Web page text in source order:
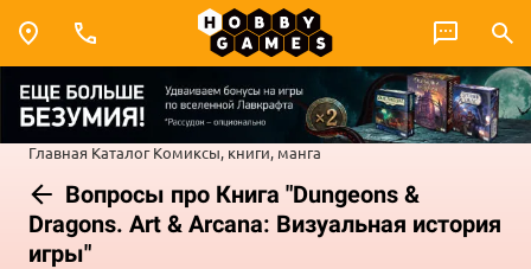
Главная Каталог Комиксы, книги, манга
Вопросы про Книга "Dungeons &
Dragons. Art & Arcana: Визуальная история
игры"